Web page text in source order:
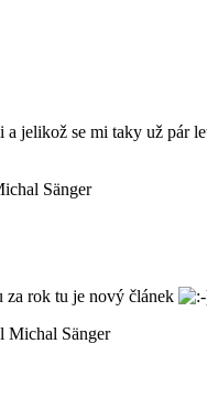
jelikož se mi taky už pár
Sänger
za rok tu je nový článek
Michal Sänger